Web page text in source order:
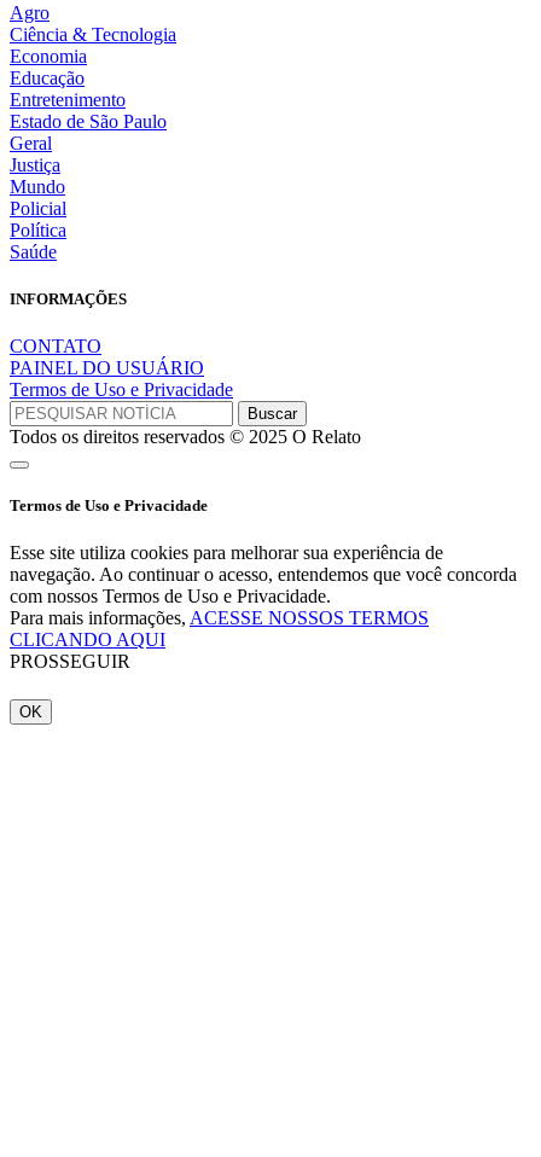
Agro
Ciência & Tecnologia
Economia
Educação
Entretenimento
Estado de São Paulo
Geral
Justiça
Mundo
Policial
Política
Saúde
INFORMAÇÕES
CONTATO
PAINEL DO USUÁRIO
Termos de Uso e Privacidade
Todos os direitos reservados © 2025 O Relato
Termos de Uso e Privacidade
Esse site utiliza cookies para melhorar sua experiência de
navegação. Ao continuar o acesso, entendemos que você concorda
com nossos Termos de Uso e Privacidade.
Para mais informações, ACESSE NOSSOS TERMOS
CLICANDO AQUI
PROSSEGUIR
OK